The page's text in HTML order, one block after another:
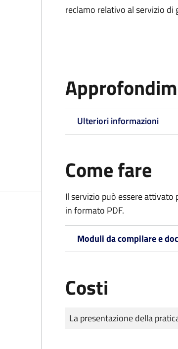
reclamo relativo al servizio
Ulteriori informazioni
Come fare
Il servizio può essere
in formato PDF.
Moduli da compilare e
Costi
Tipo di pagamento
Importo
La presentazione della